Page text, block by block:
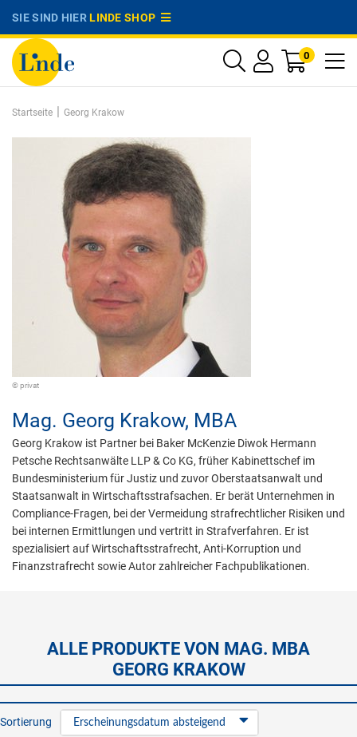
SIE SIND HIERLINDE SHOP
0
Startseite | Georg Krakow
© privat
Mag. Georg Krakow, MBA
Georg Krakow ist Partner bei Baker McKenzie Diwok Hermann
Petsche Rechtsanwälte LLP & Co KG, früher Kabinettschef im
Bundesministerium für Justiz und zuvor Oberstaatsanwalt und
Staatsanwalt in Wirtschaftsstrafsachen. Er berät Unternehmen in
Compliance-Fragen, bei der Vermeidung strafrechtlicher Risiken und
bei internen Ermittlungen und vertritt in Strafverfahren. Er ist
spezialisiert auf Wirtschaftsstrafrecht, Anti-Korruption und
Finanzstrafrecht sowie Autor zahlreicher Fachpublikationen.
ALLE PRODUKTE VON MAG. MBA
GEORG KRAKOW
Sortierung Erscheinungsdatum absteigend